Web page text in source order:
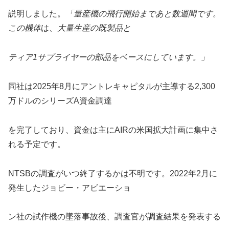
説明しました。 「 量産機の飛行開始まであと数週間です。
この機体は、 大量生産の既製品と
ティア1サプライヤーの部品をベースにしています。」
同社は2025年8月にアントレキャピタルが主導する2,300
万ドルのシリーズA資金調達
を完了しており、資金は主にAIRの米国拡大計画に集中さ
れる予定です。
NTSBの調査がいつ終了するかは不明です。2022年2月に
発生したジョビー・アビエーショ
ン社の試作機の墜落事故後、調査官が調査結果を発表する